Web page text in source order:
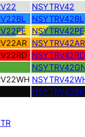
NSYTRV42
NSYTRV42BL
NSYTRV42PE
NSYTRV42AR
NSYTRV42RD
NSYTRV42BK